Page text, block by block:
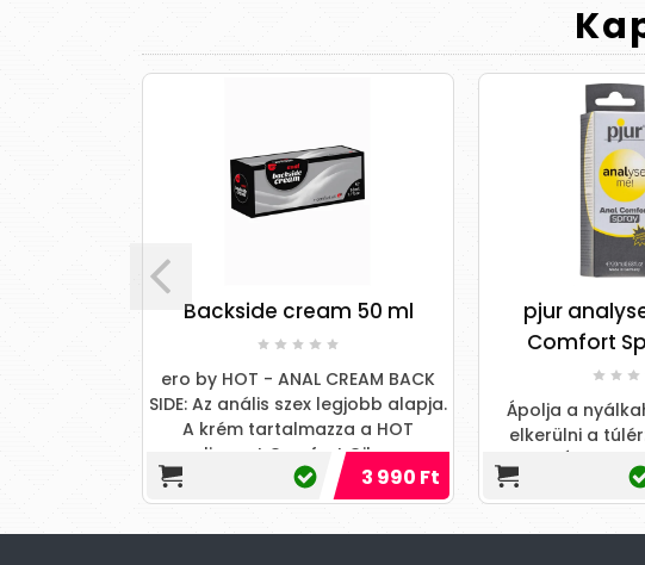
Backside cream 50 ml
ero by HOT - ANAL CREAM BACK
SIDE: Az anális szex legjobb alapja.
A krém tartalmazza a HOT
elismert Comfort Oil a ...
3 990 Ft
pjur analyse me!
Comfort Spray 20 ml
Ápolja a nyálkahártyát,
elkerülni a
ellazít. Észrevehető hatás,
akár 15 másodperc elte
4